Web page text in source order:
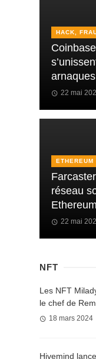
HACK,
22 mai
ETHEREUM
réseau
Ethereum
22 mai
NFT
Les NFT
le chef de
18 mars 2024
Hivemind